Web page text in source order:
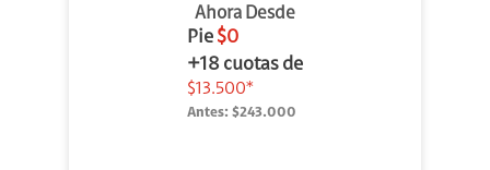
Ahora Desde
Pie $0
+18 cuotas de
$13.500*
Antes: $243.000